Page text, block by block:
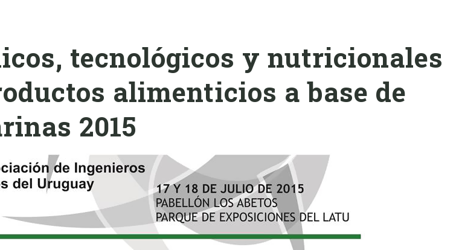
tecnológicos y nutricionales
alimenticios a base de
2015